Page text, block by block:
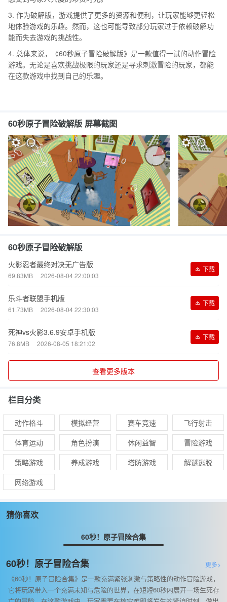
3. 作为破解版，游戏提供了更多的资源和便利，让玩家能够更轻松
地体验游戏的乐趣。然而，这也可能导致部分玩家过于依赖破解功
能而失去游戏的挑战性。
4. 总体来说，《60秒原子冒险破解版》是一款值得一试的动作冒险
游戏。无论是喜欢挑战极限的玩家还是寻求刺激冒险的玩家，都能
在这款游戏中找到自己的乐趣。
60秒原子冒险破解版 屏幕截图
60秒原子冒险破解版
火影忍者最终对决无广告版
69.83MB 2026-08-04 22:00:03
下载
乐斗者联盟手机版
61.73MB 2026-08-04 22:30:03
下载
死神vs火影3.6.9安卓手机版
76.8MB 2026-08-05 18:21:02
下载
查看更多版本
栏目分类
动作格斗 模拟经营 赛车竞速
飞行射击
体育运动
角色扮演 休闲益智
冒险游戏
策略游戏
养成游戏 塔防游戏
解谜逃脱
网络游戏
猜你喜欢
60秒！原子冒险合集
60秒！原子冒险合集 更多>
《60秒！原子冒险合集》是一款充满紧张刺激与策略性的动作冒险游戏，
它将玩家带入一个充满未知与危险的世界，在短短60秒内展开一场生死存